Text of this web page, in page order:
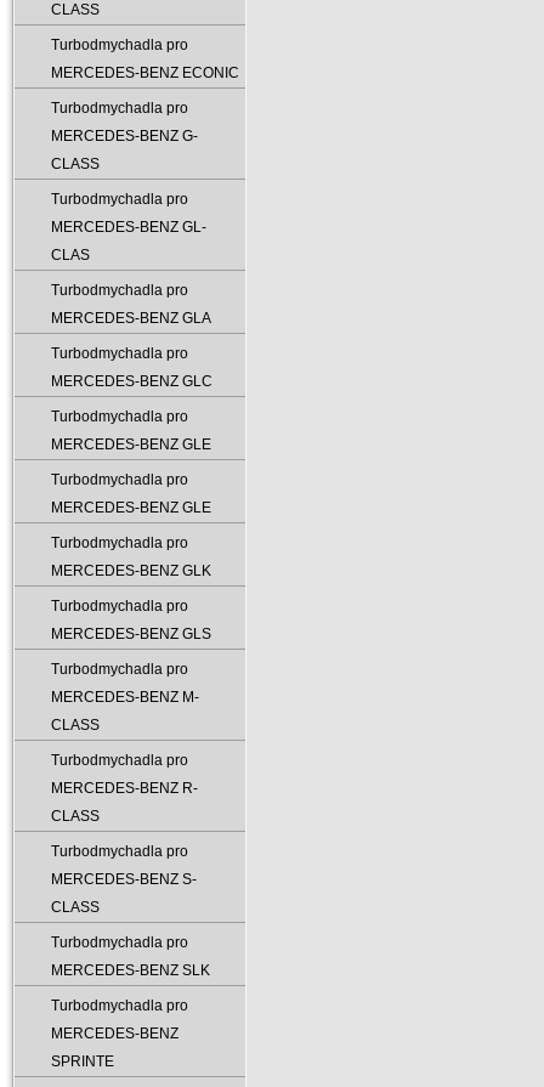
CLASS
Turbodmychadla pro
MERCEDES-BENZ ECONIC
Turbodmychadla pro
MERCEDES-BENZ G-
CLASS
Turbodmychadla pro
MERCEDES-BENZ GL-
CLAS
Turbodmychadla pro
MERCEDES-BENZ GLA
Turbodmychadla pro
MERCEDES-BENZ GLC
Turbodmychadla pro
MERCEDES-BENZ GLE
Turbodmychadla pro
MERCEDES-BENZ GLE
Turbodmychadla pro
MERCEDES-BENZ GLK
Turbodmychadla pro
MERCEDES-BENZ GLS
Turbodmychadla pro
MERCEDES-BENZ M-
CLASS
Turbodmychadla pro
MERCEDES-BENZ R-
CLASS
Turbodmychadla pro
MERCEDES-BENZ S-
CLASS
Turbodmychadla pro
MERCEDES-BENZ SLK
Turbodmychadla pro
MERCEDES-BENZ
SPRINTE